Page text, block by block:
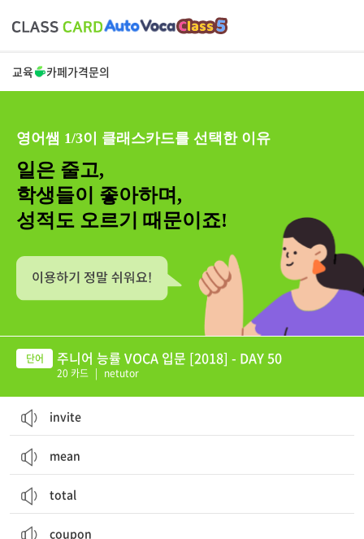
교육 카페가격문의
영어쌤 1/3이 클래스카드를 선택한 이유
일은 줄고,
학생들이 좋아하며,
성적도 오르기 때문이죠!
주니어 능률 VOCA 입문 [2018] - DAY 50
20 카드 | netutor
invite
mean
total
coupon